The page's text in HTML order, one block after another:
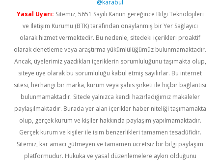
@karabul
Yasal Uyarı: Sitemiz, 5651 Sayılı Kanun gereğince Bilgi Teknolojileri
ve İletişim Kurumu (BTK) tarafından onaylanmış bir Yer Sağlayıcı
olarak hizmet vermektedir. Bu nedenle, sitedeki içerikleri proaktif
olarak denetleme veya araştırma yükümlülüğümüz bulunmamaktadır.
Ancak, üyelerimiz yazdıkları içeriklerin sorumluluğunu taşımakta olup,
siteye üye olarak bu sorumluluğu kabul etmiş sayılırlar. Bu internet
sitesi, herhangi bir marka, kurum veya şahıs şirketi ile hiçbir bağlantısı
bulunmamaktadır. Sitede yalnızca kendi hazırladığımız makaleler
paylaşılmaktadır. Burada yer alan içerikler haber niteliği taşımamakta
olup, gerçek kurum ve kişiler hakkında paylaşım yapılmamaktadır.
Gerçek kurum ve kişiler ile isim benzerlikleri tamamen tesadüfidir.
Sitemiz, kar amacı gütmeyen ve tamamen ücretsiz bir bilgi paylaşım
platformudur. Hukuka ve yasal düzenlemelere aykırı olduğunu